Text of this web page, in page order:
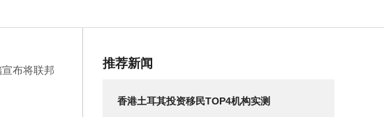
布将联邦 推荐新闻
香港土耳其投资移民TOP4机构实测